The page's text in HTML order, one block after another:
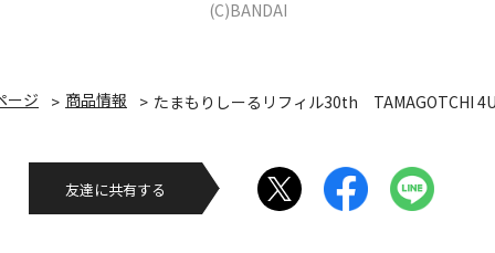
(C)BANDAI
ージ 商品情報 たまもりしーるリフィル30th TAMAGOTCHI
友達に共有する